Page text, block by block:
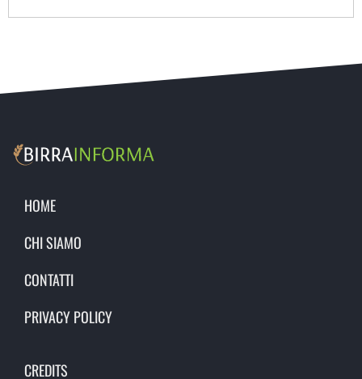
HOME
CHI SIAMO
CONTATTI
PRIVACY POLICY
CREDITS